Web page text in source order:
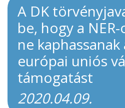
A DK
be, hogy a
ne
európai uniós
támogatást
2020.04.09.